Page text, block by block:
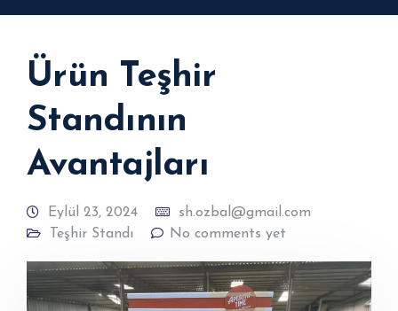
Ürün Teşhir
Standının
Avantajları
Eylül 23, 2024
sh.ozbal@gmail.com
Teşhir Standı
No comments yet